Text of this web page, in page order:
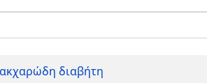
διαβήτη